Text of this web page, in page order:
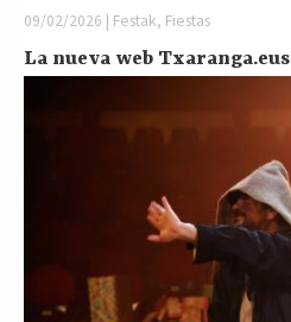
09/02/2026 | Festak, Fiestas
La nueva web Txaranga.eus